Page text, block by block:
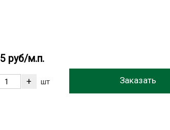
руб/м.п.
шт